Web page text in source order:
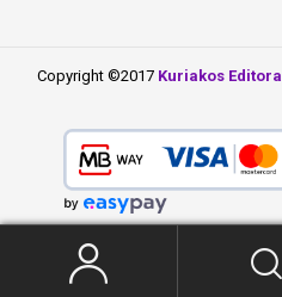
Copyright ©2017 Kuriakos Editora